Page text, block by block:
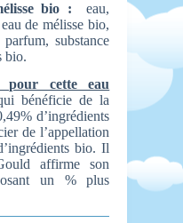
bio : eau,
de mélisse bio,
substance
bio.
pour cette eau
bénéficie de la
d’ingrédients
de l’appellation
bio. Il
affirme son
un % plus